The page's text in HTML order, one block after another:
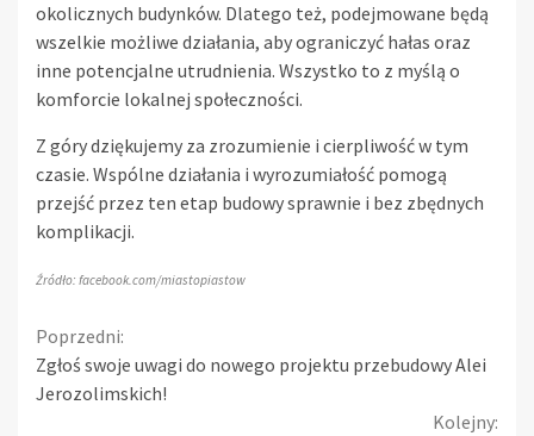
okolicznych budynków. Dlatego też, podejmowane będą
wszelkie możliwe działania, aby ograniczyć hałas oraz
inne potencjalne utrudnienia. Wszystko to z myślą o
komforcie lokalnej społeczności.
Z góry dziękujemy za zrozumienie i cierpliwość w tym
czasie. Wspólne działania i wyrozumiałość pomogą
przejść przez ten etap budowy sprawnie i bez zbędnych
komplikacji.
Źródło: facebook.com/miastopiastow
Continue
Reading
Poprzedni:
Zgłoś swoje uwagi do nowego projektu przebudowy Alei
Jerozolimskich!
Kolejny: